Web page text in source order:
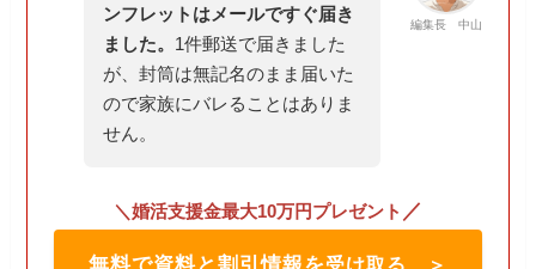
編集長 中山
ンフレットはメールですぐ届き
ました。 1件郵送で届きました
が、封筒は無記名のまま届いた
ので家族にバレることはありま
せん。
＼婚活支援金最大10万円プレゼント ／
受け取る ＞